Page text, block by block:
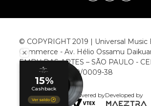
© COPYRIGHT 2019 | Universal Music
Commerce - Av. Hélio Ossamu
EMBU DAS ARTES – SÃO PAULO -
CNPJ: 00.952.789/0009-38
Powered byDeveloped by